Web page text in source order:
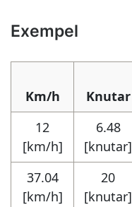
Exempel
Km/h Knutar
12
[km/h]
6.48
[knutar]
37.04
[km/h]
20
[knutar]